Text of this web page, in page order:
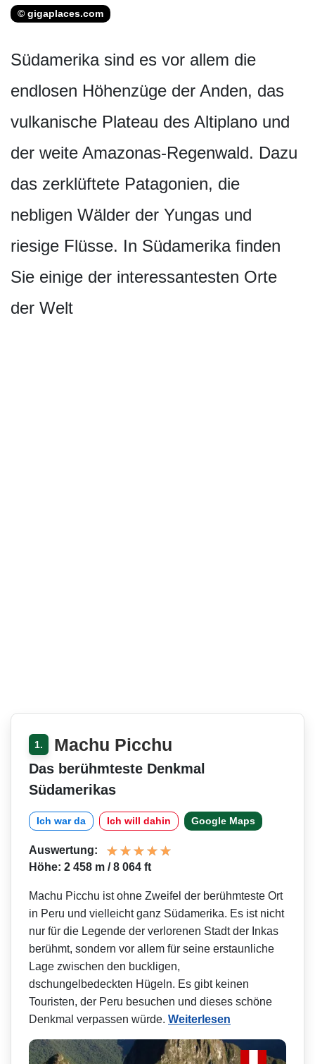
© gigaplaces.com
Südamerika sind es vor allem die
endlosen Höhenzüge der Anden, das
vulkanische Plateau des Altiplano und
der weite Amazonas-Regenwald. Dazu
das zerklüftete Patagonien, die
nebligen Wälder der Yungas und
riesige Flüsse. In Südamerika finden
Sie einige der interessantesten Orte
der Welt
1. Machu Picchu
Das berühmteste Denkmal
Südamerikas
Ich war da Ich will dahin Google Maps
Auswertung:
Höhe: 2 458 m / 8 064 ft
Machu Picchu ist ohne Zweifel der berühmteste Ort
in Peru und vielleicht ganz Südamerika. Es ist nicht
nur für die Legende der verlorenen Stadt der Inkas
berühmt, sondern vor allem für seine erstaunliche
Lage zwischen den buckligen,
dschungelbedeckten Hügeln. Es gibt keinen
Touristen, der Peru besuchen und dieses schöne
Denkmal verpassen würde. Weiterlesen